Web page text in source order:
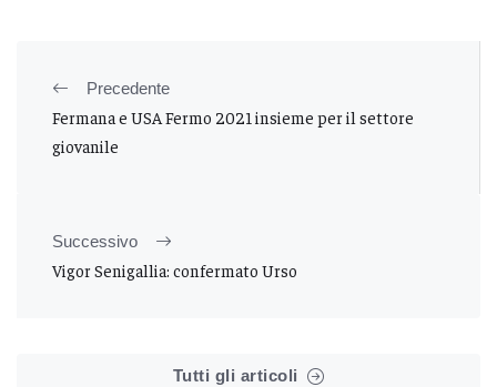
Precedente
Fermana e USA Fermo 2021 insieme per il settore
giovanile
Successivo
Vigor Senigallia: confermato Urso
Tutti gli articoli